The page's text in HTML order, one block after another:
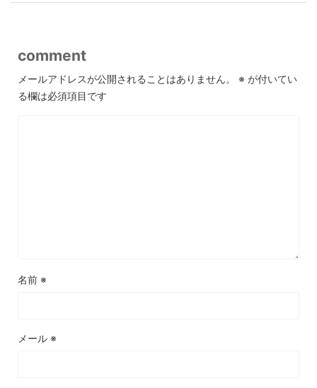
comment
メールアドレスが公開されることはありません。 ※ が付いてい
る欄は必須項目です
名前 ※
メール ※